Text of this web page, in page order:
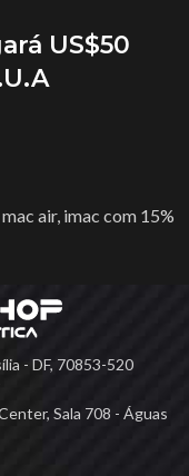
US$50
air, imac com 15%
- DF, 70853-520
Sala 708 - Águas